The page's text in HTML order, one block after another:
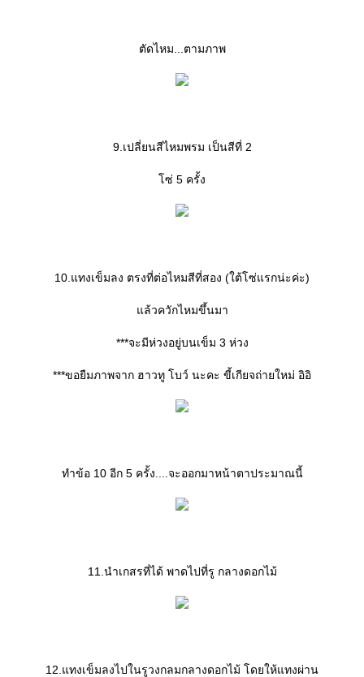
ตัดไหม...ตามภาพ
9.เปลี่ยนสีไหมพรม เป็นสีที่ 2
ซ่ 5 ครั้ง
10.แทงเข็มลง ตรงที่ต่อไหมสีที่สอง (ใต้โซ่แรกน่ะค่ะ)
ล้วควักไหมขึ้นมา
***จะมีห่วงอยู่บนเข็ม 3 ห่วง
***ขอยืมภาพจาก ฮาวทู โบว์ นะคะ ขี้เกียจถ่ายใหม่ อิอิ
ทำข้อ 10 อีก 5 ครั้ง....จะออกมาหน้าตาประมาณนี้
11.นำเกสรที่ได้ พาดไปที่รู กลางดอกไม้
12.แทงเข็มลงไปในรูวงกลมกลางดอกไม้ โดยให้แทงผ่าน